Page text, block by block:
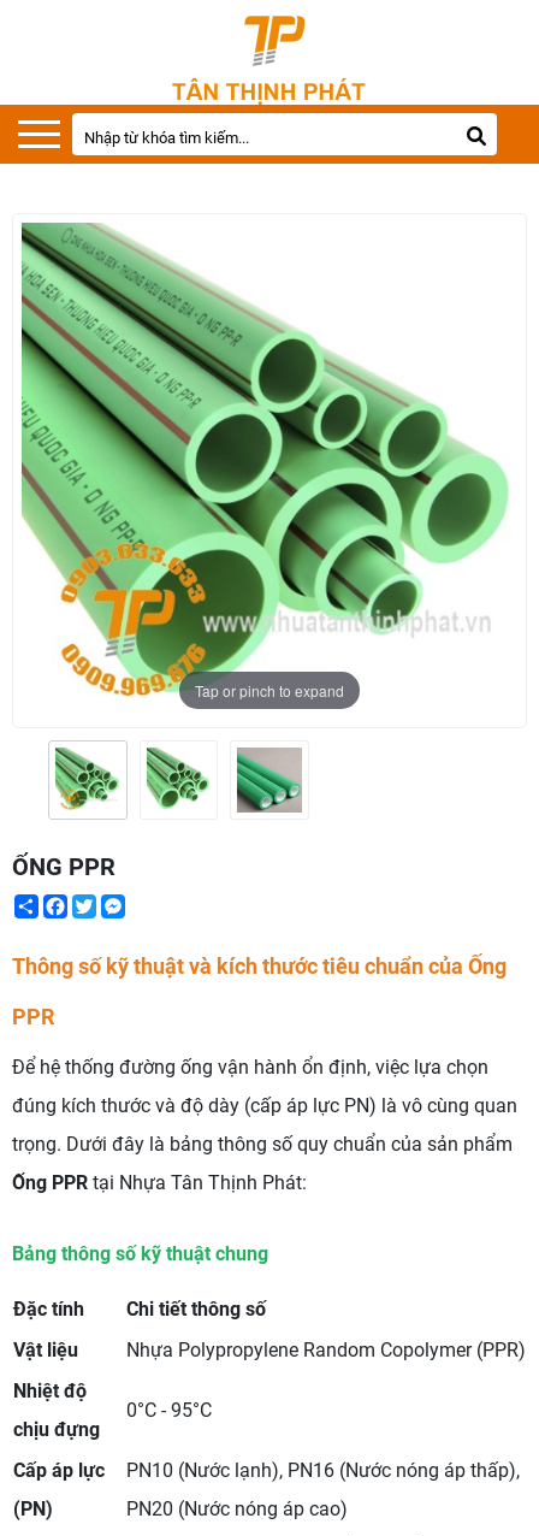
Tap or pinch to expand
ỐNG PPR
ShareFacebook
Twitter
Thông số kỹ thuật và kích thước tiêu chuẩn của Ống
PPR
Để hệ thống đường ống vận hành ổn định, việc lựa chọn
đúng kích thước và độ dày (cấp áp lực PN) là vô cùng quan
trọng. Dưới đây là bảng thông số quy chuẩn của sản phẩm
Ống PPR tại Nhựa Tân Thịnh Phát:
Bảng thông số kỹ thuật chung
Đặc tính
Chi tiết thông số
Vật liệu
Nhựa Polypropylene Random Copolymer (PPR)
Nhiệt độ
chịu đựng
0°C - 95°C
Cấp áp lực
(PN)
PN10 (Nước lạnh), PN16 (Nước nóng áp thấp),
PN20 (Nước nóng áp cao)